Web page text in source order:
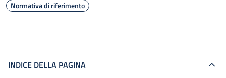
Normativa di riferimento
INDICE DELLA PAGINA